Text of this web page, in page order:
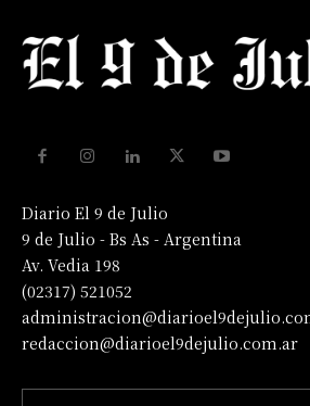
Diario El 9 de Julio
9 de Julio - Bs As - Argentina
Av. Vedia 198
(02317) 521052
redaccion@diarioel9dejulio.com.ar